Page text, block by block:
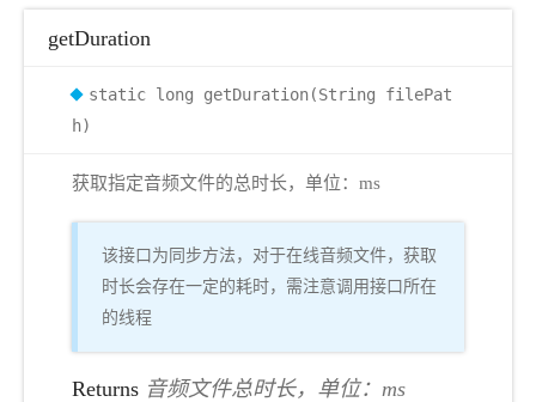
getDuration
static long getDuration(String filePat
h)
获取指定音频文件的总时长，单位：ms
该接口为同步方法，对于在线音频文件，获取
时长会存在一定的耗时，需注意调用接口所在
的线程
Returns 音频文件总时长，单位：ms